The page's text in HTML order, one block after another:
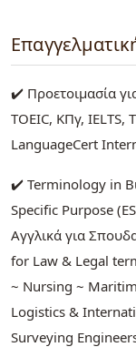
✔️ Προετοιμασία για
TOEIC, ΚΠγ, IELTS,
LanguageCert
✔️ Terminology in
Specific Purpose
Αγγλικά για
for Law & Legal
~ Nursing ~
Logistics &
Surveying